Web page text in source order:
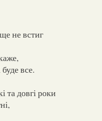
не встиг
все.
та довгі роки